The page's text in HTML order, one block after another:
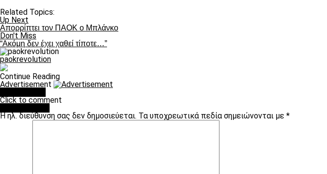
Related Topics:
Up Next
Απορρίπτει τον ΠΑΟΚ ο Μπλάνκο
Don't Miss
“Ακόμη δεν έχει χαθεί τίποτε…”
paokrevolution
Continue Reading
Advertisement
Click to comment
Η ηλ. διεύθυνση σας δεν δημοσιεύεται. Τα υποχρεωτικά πεδία σημειώνονται με *